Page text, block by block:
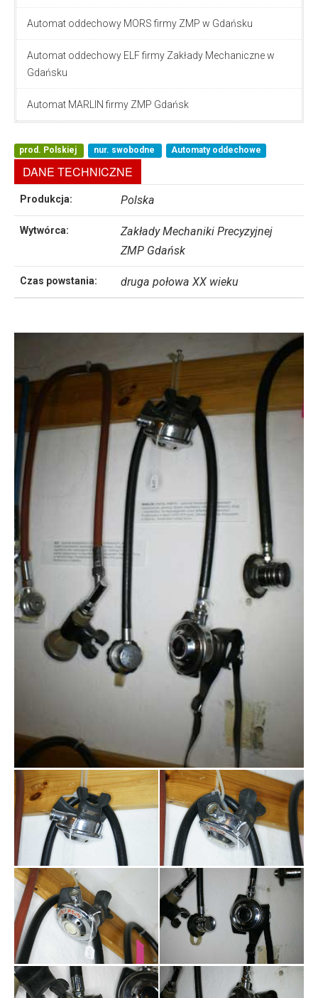
Automat oddechowy MORS firmy ZMP w Gdańsku
Automat oddechowy ELF firmy Zakłady Mechaniczne w
Gdańsku
Automat MARLIN firmy ZMP Gdańsk
prod. Polskiej nur. swobodne Automaty oddechowe
DANE TECHNICZNE
Produkcja: Polska
Wytwórca:
Zakłady Mechaniki Precyzyjnej
ZMP Gdańsk
Czas powstania: druga połowa XX wieku